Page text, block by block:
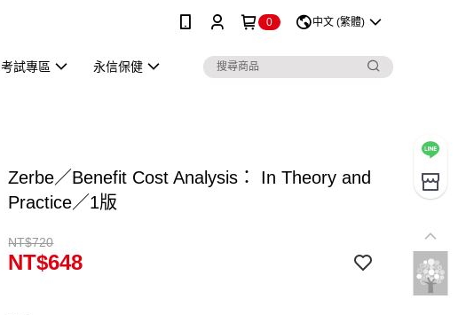
0 中文 (繁體)
考試專區 永信保健
Zerbe／Benefit Cost Analysis： In Theory and
Practice／1版
NT$720
NT$648